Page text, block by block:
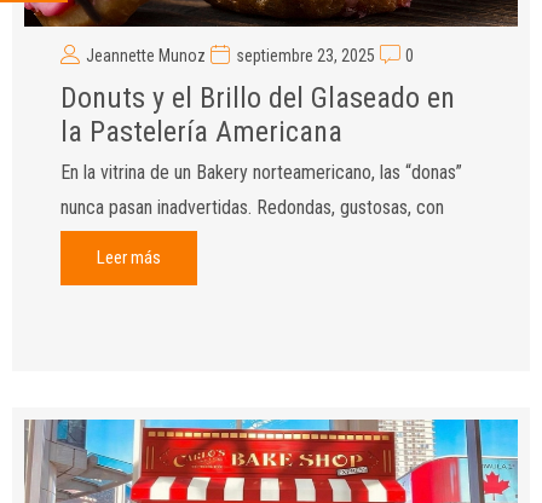
Jeannette Munoz septiembre 23, 2025 0
Donuts y el Brillo del Glaseado en
la Pastelería Americana
En la vitrina de un Bakery norteamericano, las “donas”
nunca pasan inadvertidas. Redondas, gustosas, con
Leer más